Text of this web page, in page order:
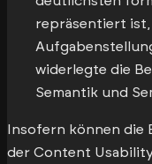
repräsentiert
widerlegte die
Semantik und
Insofern können die
der Content